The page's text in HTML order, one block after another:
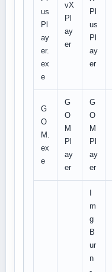
us
Pl
ay
er.
ex
e
vX
Pl
ay
er
Pl
us
Pl
ay
er
G
O
M.
ex
e
G
O
M
Pl
ay
er
G
O
M
Pl
ay
er
m
g
B
ur
n